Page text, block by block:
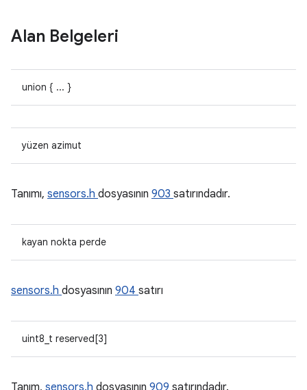
Alan Belgeleri
union { ... }
yüzen azimut
Tanımı, sensors.h dosyasının 903 satırındadır.
kayan nokta perde
sensors.h dosyasının 904 satırı
uint8_t reserved[3]
Tanım, sensors.h dosyasının 909 satırındadır.